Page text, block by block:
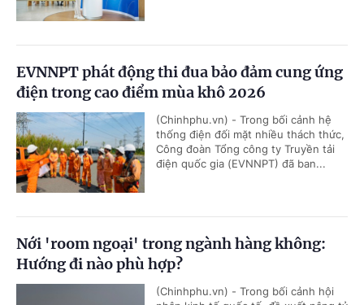
EVNNPT phát động thi đua bảo đảm cung ứng
điện trong cao điểm mùa khô 2026
(Chinhphu.vn) - Trong bối cảnh hệ
thống điện đối mặt nhiều thách thức,
Công đoàn Tổng công ty Truyền tải
điện quốc gia (EVNNPT) đã ban...
Nới 'room ngoại' trong ngành hàng không:
Hướng đi nào phù hợp?
(Chinhphu.vn) - Trong bối cảnh hội